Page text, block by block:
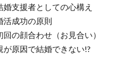
支援者としての心構え
成功の原則
顔合わせ（お見合い）
原因で結婚できない!?